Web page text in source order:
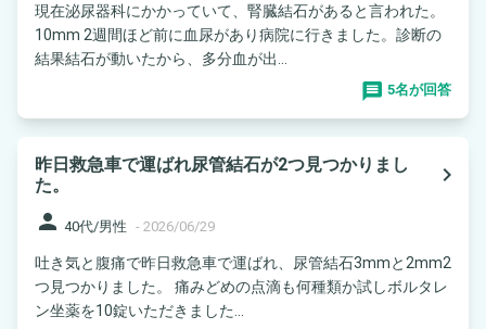
現在泌尿器科にかかっていて、腎臓結石があると言われた。
10mm 2週間ほど前に血尿があり病院に行きました。診断の
結果結石が動いたから、多分血が出...
5名が回答
昨日救急車で運ばれ尿管結石が2つ見つかりまし
た。
navigate_next
person 40代/男性 - 2026/06/29
吐き気と腹痛で昨日救急車で運ばれ、尿管結石3mmと2mm2
つ見つかりました。 痛みどめの点滴も何種類か試しボルタレ
ン坐薬を10錠いただきました...